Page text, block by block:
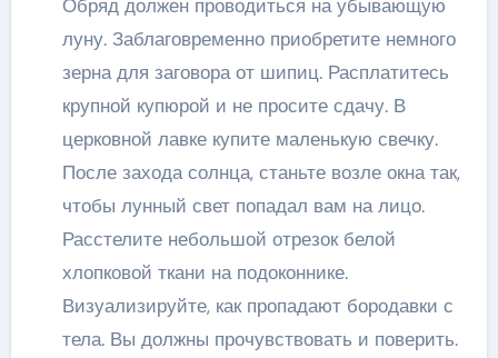
Обряд должен проводиться на убывающую
луну. Заблаговременно приобретите немного
зерна для заговора от шипиц. Расплатитесь
крупной купюрой и не просите сдачу. В
церковной лавке купите маленькую свечку.
После захода солнца, станьте возле окна так,
чтобы лунный свет попадал вам на лицо.
Расстелите небольшой отрезок белой
хлопковой ткани на подоконнике.
Визуализируйте, как пропадают бородавки с
тела. Вы должны прочувствовать и поверить.